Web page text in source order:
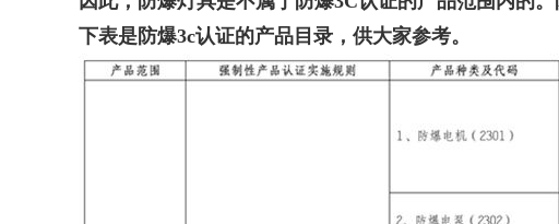
下表是防爆3c认证的产品目录，供大家参考。